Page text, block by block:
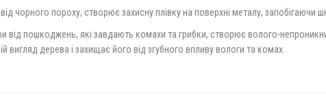
чорного пороху, створює захисну плівку на поверхні металу, запобігаючи
від пошкоджень, які завдають комахи та грибки, створює волого-
вигляд дерева і захищає його від згубного впливу вологи та комах.